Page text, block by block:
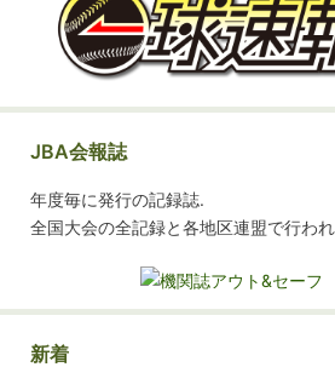
JBA会報誌
年度毎に発行の記録誌.
全国大会の全記録と各地区連盟で行わ
新着